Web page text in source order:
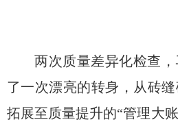
两次质量差异化检查
了一次漂亮的转身 ， 从砖
拓展至质量提升的“管理大